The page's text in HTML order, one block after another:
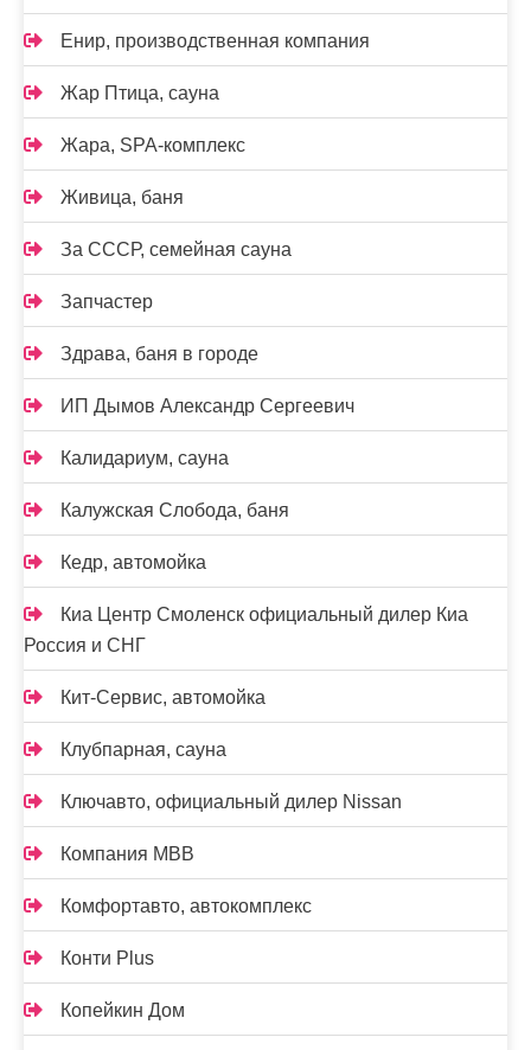
Енир, производственная компания
Жар Птица, сауна
Жара, SPA-комплекс
Живица, баня
За СССР, семейная сауна
Запчастер
Здрава, баня в городе
ИП Дымов Александр Сергеевич
Калидариум, сауна
Калужская Слобода, баня
Кедр, автомойка
Киа Центр Смоленск официальный дилер Киа
Россия и СНГ
Кит-Сервис, автомойка
Клубпарная, сауна
Ключавто, официальный дилер Nissan
Компания МВВ
Комфортавто, автокомплекс
Конти Plus
Копейкин Дом